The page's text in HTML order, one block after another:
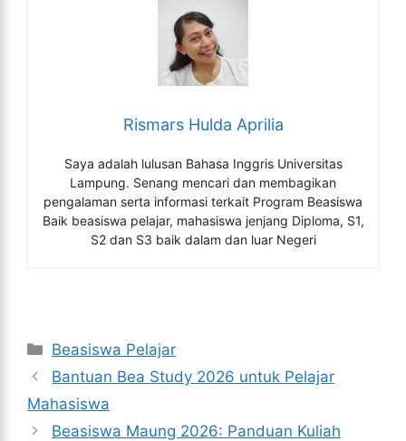
Rismars Hulda Aprilia
Saya adalah lulusan Bahasa Inggris Universitas
Lampung. Senang mencari dan membagikan
pengalaman serta informasi terkait Program Beasiswa
Baik beasiswa pelajar, mahasiswa jenjang Diploma, S1,
S2 dan S3 baik dalam dan luar Negeri
Kategori
Beasiswa Pelajar
Bantuan Bea Study 2026 untuk Pelajar
Mahasiswa
Beasiswa Maung 2026: Panduan Kuliah